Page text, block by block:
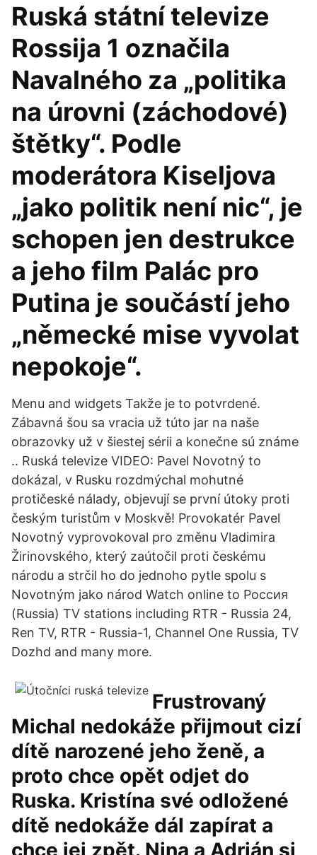
Ruská státní televize
Rossija 1 označila
Navalného za „politika
na úrovni (záchodové)
štětky“. Podle
moderátora Kiseljova
„jako politik není nic“, je
schopen jen destrukce
a jeho film Palác pro
Putina je součástí jeho
„německé mise vyvolat
nepokoje“.
Menu and widgets Takže je to potvrdené.
Zábavná šou sa vracia už túto jar na naše
obrazovky už v šiestej sérii a konečne sú známe
.. Ruská televize VIDEO: Pavel Novotný to
dokázal, v Rusku rozdmýchal mohutné
protičeské nálady, objevují se první útoky proti
českým turistům v Moskvě! Provokatér Pavel
Novotný vyprovokoval pro změnu Vladimira
Žirinovského, který zaútočil proti českému
národu a strčil ho do jednoho pytle spolu s
Novotným jako národ Watch online to Россия
(Russia) TV stations including RTR - Russia 24,
Ren TV, RTR - Russia-1, Channel One Russia, TV
Dozhd and many more.
Frustrovaný
Michal nedokáže přijmout cizí
dítě narozené jeho ženě, a
proto chce opět odjet do
Ruska. Kristína své odložené
dítě nedokáže dál zapírat a
chce jej zpět. Nina a Adrián si